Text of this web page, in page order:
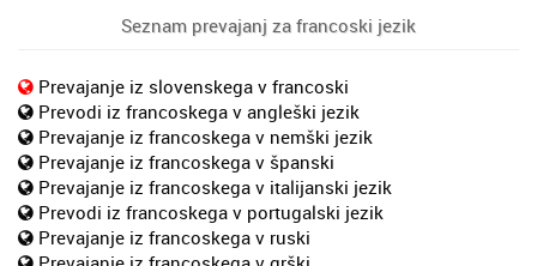
Seznam prevajanj za francoski jezik
Prevajanje iz slovenskega v francoski
Prevodi iz francoskega v angleški jezik
Prevajanje iz francoskega v nemški jezik
Prevajanje iz francoskega v španski
Prevajanje iz francoskega v italijanski jezik
Prevodi iz francoskega v portugalski jezik
Prevajanje iz francoskega v ruski